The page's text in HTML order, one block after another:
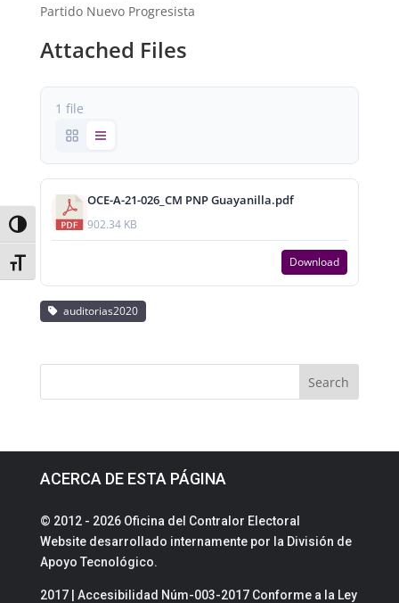
Toggle High Contrast
Toggle Font size
Partido Nuevo Progresista
Attached Files
1 file
OCE-A-21-026_CM PNP Guayanilla.pdf
902.34 KB
Download
auditorias2020
ACERCA DE ESTA PÁGINA
© 2012 - 2026 Oficina del Contralor Electoral
Website desarrollado internamente por la División de
Apoyo Tecnológico.
2017 | Accesibilidad Núm-003-2017 Conforme a la Ley